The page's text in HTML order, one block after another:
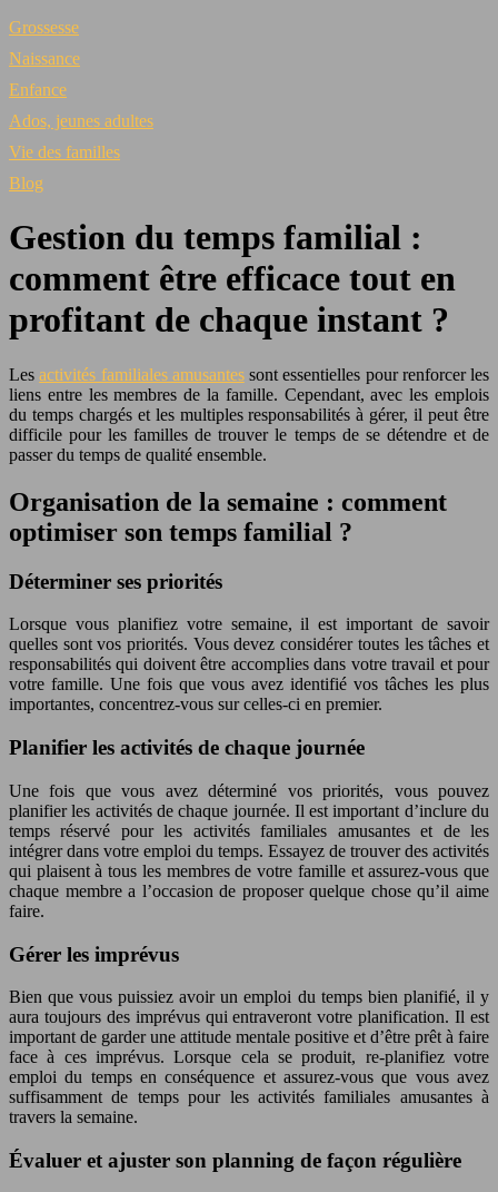
Grossesse
Naissance
Enfance
Ados, jeunes adultes
Vie des familles
Blog
Gestion du temps familial :
comment être efficace tout en
profitant de chaque instant ?
Lesactivités familiales amusantessont essentielles pour renforcer les
liens entre les membres de la famille. Cependant, avec les emplois
du temps chargés et les multiples responsabilités à gérer, il peut être
difficile pour les familles de trouver le temps de se détendre et de
passer du temps de qualité ensemble.
Organisation de la semaine : comment
optimiser son temps familial ?
Déterminer ses priorités
Lorsque vous planifiez votre semaine, il est important de savoir
quelles sont vos priorités. Vous devez considérer toutes les tâches et
responsabilités qui doivent être accomplies dans votre travail et pour
votre famille. Une fois que vous avez identifié vos tâches les plus
importantes, concentrez-vous sur celles-ci en premier.
Planifier les activités de chaque journée
Une fois que vous avez déterminé vos priorités, vous pouvez
planifier les activités de chaque journée. Il est important d’inclure du
temps réservé pour les activités familiales amusantes et de les
intégrer dans votre emploi du temps. Essayez de trouver des activités
qui plaisent à tous les membres de votre famille et assurez-vous que
chaque membre a l’occasion de proposer quelque chose qu’il aime
faire.
Gérer les imprévus
Bien que vous puissiez avoir un emploi du temps bien planifié, il y
aura toujours des imprévus qui entraveront votre planification. Il est
important de garder une attitude mentale positive et d’être prêt à faire
face à ces imprévus. Lorsque cela se produit, re-planifiez votre
emploi du temps en conséquence et assurez-vous que vous avez
suffisamment de temps pour les activités familiales amusantes à
travers la semaine.
Évaluer et ajuster son planning de façon régulière